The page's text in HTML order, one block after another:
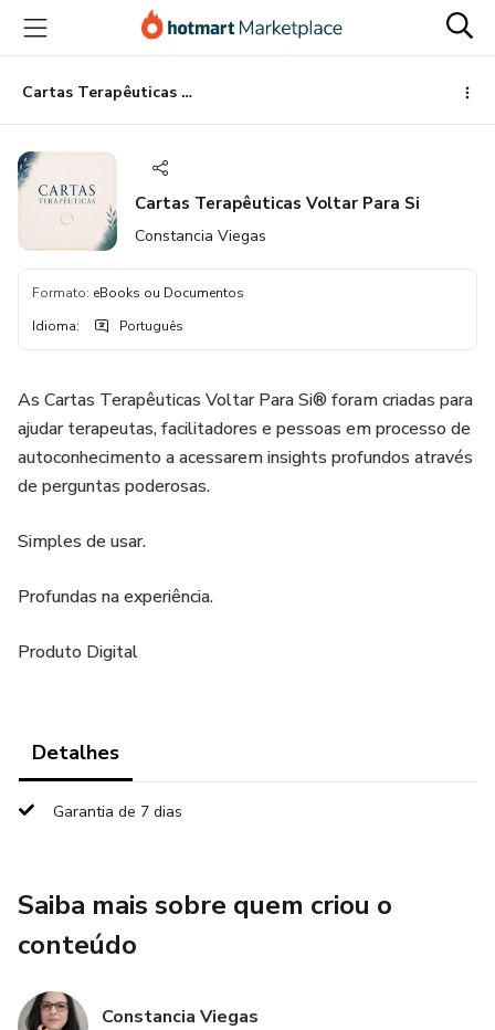
para
conteúdo
principal
para
pagamento
para
rodapé
Cartas Terapêuticas Voltar Para Si
Cartas Terapêuticas Voltar Para Si
Constancia Viegas
Formato: eBooks ou Documentos
Idioma: Português
As Cartas Terapêuticas Voltar Para Si® foram criadas para
ajudar terapeutas, facilitadores e pessoas em processo de
autoconhecimento a acessarem insights profundos através
de perguntas poderosas.
Simples de usar.
Profundas na experiência.
Produto Digital
Detalhes
Garantia de 7 dias
Saiba mais sobre quem criou o
conteúdo
Constancia Viegas